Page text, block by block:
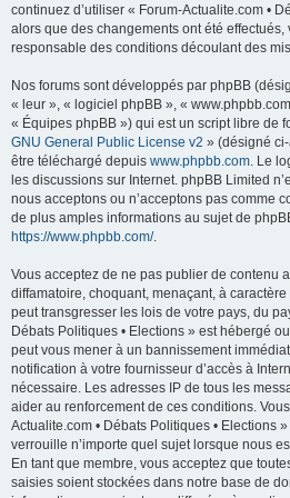
continuez d’utiliser « Forum-Actualite.com •
alors que des changements ont été effectués,
responsable des conditions découlant des
Nos forums sont développés par phpBB
« leur », « logiciel phpBB », «
« Équipes phpBB ») qui est un script libre de
GNU General Public License v2 » (désigné
être téléchargé depuis www.phpbb.com. Le
les discussions sur Internet. phpBB Limited
nous acceptons ou n’acceptons pas comme
de plus amples informations au sujet de
https://www.phpbb.com/.
Vous acceptez de ne pas publier de contenu
diffamatoire, choquant, menaçant, à
peut transgresser les lois de votre pays, du
Débats Politiques • Elections » est hébergé
peut vous mener à un bannissement
notification à votre fournisseur d’accès à
nécessaire. Les adresses IP de tous les
aider au renforcement de ces conditions.
Actualite.com • Débats Politiques • Elections
verrouille n’importe quel sujet lorsque nous
En tant que membre, vous acceptez que
saisies soient stockées dans notre base de